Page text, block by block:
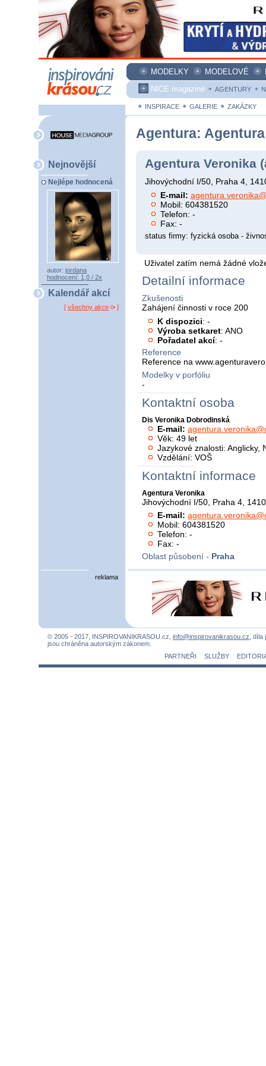
MODELKY MODELOVÉ
NICE magazine
AGENTURY
INSPIRACE GALERIE ZAKÁZKY
Nejnovější
Nejlépe hodnocená
autor: jordana
hodnocení: 1,0 / 2x
Kalendář akcí
[ všechny akce ]
Agentura:
Agentura Veronika
Jihovýchodní I/50, Praha 4,
E-mail:
Mobil: 604381520
Telefon: -
Fax: -
status firmy: fyzická osoba -
Uživatel zatím nemá žádné
Detailní informace
Zkušenosti
Zahájení činnosti v roce 200
K dispozici: -
Výroba setkaret: ANO
Pořadatel akcí: -
Reference
Reference na
Modelky v porfóliu
-
Kontaktní osoba
Dis Veronika Dobrodinská
E-mail:
Věk: 49 let
Jazykové znalosti: Anglicky,
Vzdělání: VOŠ
Kontaktní informace
Agentura Veronika
Jihovýchodní I/50, Praha 4,
E-mail:
Mobil: 604381520
Telefon: -
Fax: -
Oblast působení - Praha
reklama
© 2005 - 2017, INSPIROVANIKRASOU.cz, info@inspirovanikrasou.cz ,
jsou chráněna autorským zákonem.
PARTNEŘI
SLUŽBY